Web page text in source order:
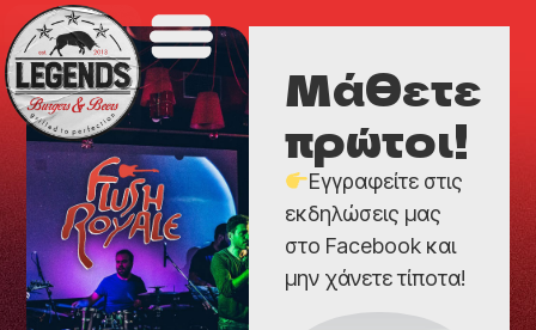
Μάθετε
πρώτοι!
Εγγραφείτε στις
εκδηλώσεις μας
στο Facebook και
μην χάνετε τίποτα!